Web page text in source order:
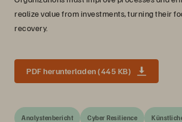
realize value from investments, turning their
recovery.
PDF herunterladen (445 KB)
Analystenbericht Cyber Resilience